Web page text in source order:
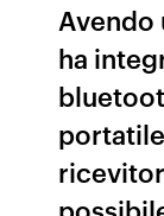
Avendo
ha